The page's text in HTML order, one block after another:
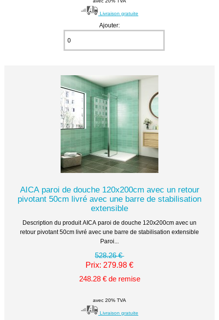
Livraison gratuite
Ajouter:
AICA paroi de douche 120x200cm avec un retour
pivotant 50cm livré avec une barre de stabilisation
extensible
Description du produit AICA paroi de douche 120x200cm avec un
retour pivotant 50cm livré avec une barre de stabilisation extensible
Paroi...
528.26 €
Prix: 279.98 €
248.28 € de remise
avec 20% TVA
Livraison gratuite